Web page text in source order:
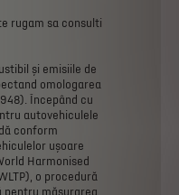
rugam sa consulti
și emisiile de
omologarea
Începând cu
autovehiculele
conform
ușoare
Harmonised
o procedură
pentru măsurarea